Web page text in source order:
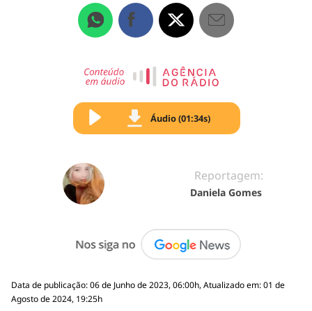
Áudio (01:34s)
Reportagem:
Daniela Gomes
Data de publicação: 06 de Junho de 2023, 06:00h, Atualizado em: 01 de
Agosto de 2024, 19:25h